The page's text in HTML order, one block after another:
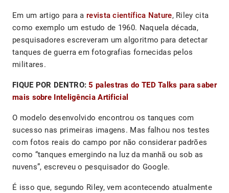
Em um artigo para a revista científica Nature, Riley cita
como exemplo um estudo de 1960. Naquela década,
pesquisadores escreveram um algoritmo para detectar
tanques de guerra em fotografias fornecidas pelos
militares.
FIQUE POR DENTRO:5 palestras do TED Talks para saber
mais sobre Inteligência Artificial
O modelo desenvolvido encontrou os tanques com
sucesso nas primeiras imagens. Mas falhou nos testes
com fotos reais do campo por não considerar padrões
como “tanques emergindo na luz da manhã ou sob as
nuvens”, escreveu o pesquisador do Google.
É isso que, segundo Riley, vem acontecendo atualmente